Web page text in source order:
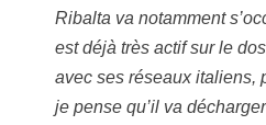
Ribalta va notamment
est déjà très actif sur le
avec ses réseaux italiens,
je pense qu’il va